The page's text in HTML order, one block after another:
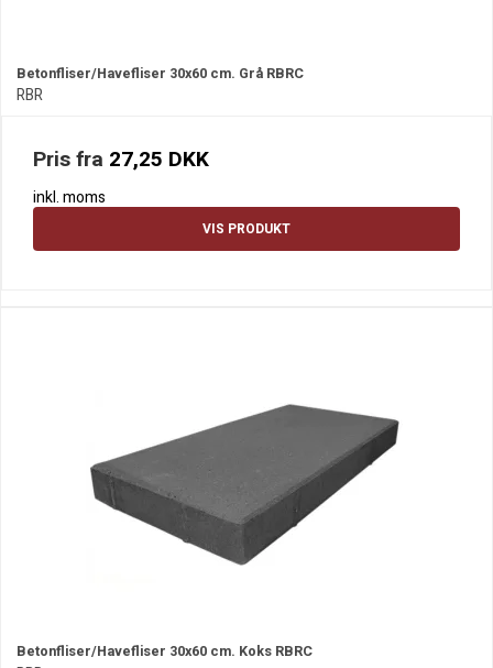
Betonfliser/Havefliser 30x60 cm. Grå RBRC
RBR
Pris fra 27,25 DKK
inkl. moms
VIS PRODUKT
Betonfliser/Havefliser 30x60 cm. Koks RBRC